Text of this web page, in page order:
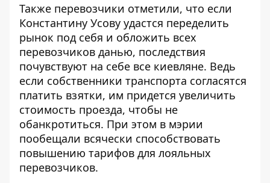
Также перевозчики отметили, что если
Константину Усову удастся переделить
рынок под себя и обложить всех
перевозчиков данью, последствия
почувствуют на себе все киевляне. Ведь
если собственники транспорта согласятся
платить взятки, им придется увеличить
стоимость проезда, чтобы не
обанкротиться. При этом в мэрии
пообещали всячески способствовать
повышению тарифов для лояльных
перевозчиков.